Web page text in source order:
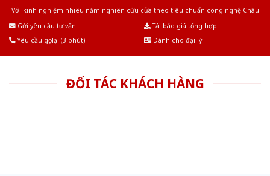
Với kinh nghiệm nhiêu năm nghiên cứu cửa theo tiêu chuẩn công nghệ Châu
Gửi yêu cầu tư vấn
Tải báo giá tổng hợp
Yêu cầu gọi lại (3 phút)
Dành cho đại lý
ĐỐI TÁC KHÁCH HÀNG